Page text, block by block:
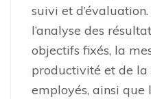
suivi et
l’analyse des
objectifs fixés, la
productivité et de la
employés, ainsi que